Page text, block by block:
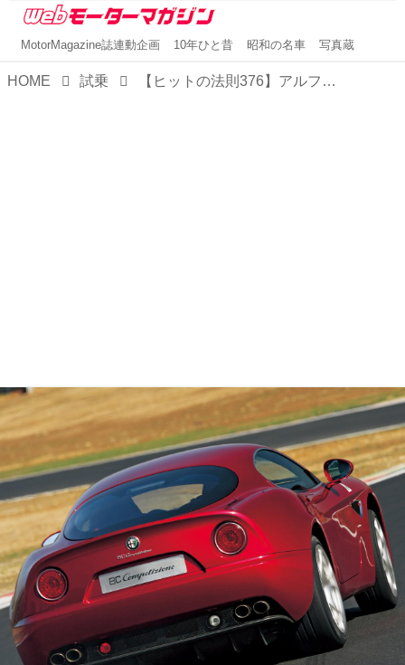
MotorMagazine誌連動企画 10年ひと昔 昭和の名車 写真蔵
HOME 試乗 【ヒットの法則376】アルファ8Cコンペティツィオーネは感性に訴えかけるスーパーカーだった